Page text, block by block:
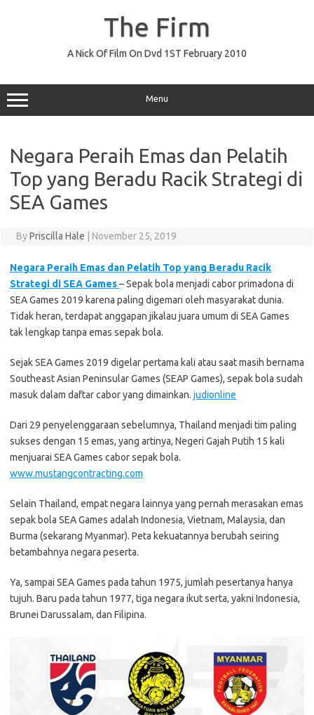
The Firm
A Nick Of Film On Dvd 1ST February 2010
Menu
Negara Peraih Emas dan Pelatih
Top yang Beradu Racik Strategi di
SEA Games
ByPriscilla Hale November 25, 2019
Negara Peraih Emas dan Pelatih Top yang Beradu Racik
Strategi di SEA Games– Sepak bola menjadi cabor primadona di
SEA Games 2019 karena paling digemari oleh masyarakat dunia.
Tidak heran, terdapat anggapan jikalau juara umum di SEA Games
tak lengkap tanpa emas sepak bola.
Sejak SEA Games 2019 digelar pertama kali atau saat masih bernama
Southeast Asian Peninsular Games (SEAP Games), sepak bola sudah
masuk dalam daftar cabor yang dimainkan. judionline
Dari 29 penyelenggaraan sebelumnya, Thailand menjadi tim paling
sukses dengan 15 emas, yang artinya, Negeri Gajah Putih 15 kali
menjuarai SEA Games cabor sepak bola.
www.mustangcontracting.com
Selain Thailand, empat negara lainnya yang pernah merasakan emas
sepak bola SEA Games adalah Indonesia, Vietnam, Malaysia, dan
Burma (sekarang Myanmar). Peta kekuatannya berubah seiring
betambahnya negara peserta.
Ya, sampai SEA Games pada tahun 1975, jumlah pesertanya hanya
tujuh. Baru pada tahun 1977, tiga negara ikut serta, yakni Indonesia,
Brunei Darussalam, dan Filipina.